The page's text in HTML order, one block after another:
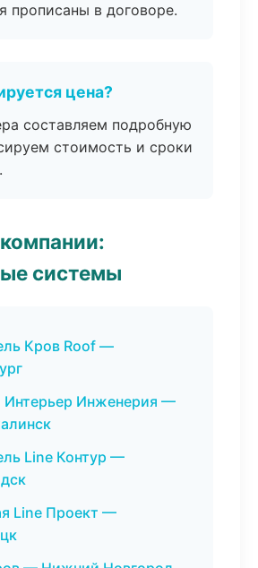
прописаны в договоре.
цена?
составляем подробную
стоимость и сроки
системы
Кров Roof —
Инженерия —
Line Контур —
Line Проект —